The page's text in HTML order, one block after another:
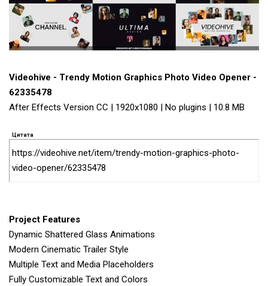
Videohive - Trendy Motion Graphics Photo Video Opener -
62335478
After Effects Version CC | 1920x1080 | No plugins | 10.8 MB
Цитата
https://videohive.net/item/trendy-motion-graphics-photo-
video-opener/62335478
Project Features
Dynamic Shattered Glass Animations
Modern Cinematic Trailer Style
Multiple Text and Media Placeholders
Fully Customizable Text and Colors